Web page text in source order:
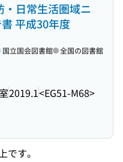
日常生活圏域ニ
平成30年度
2019.1<EG51-M68>
国立国会図書館 全国の図書館
です。